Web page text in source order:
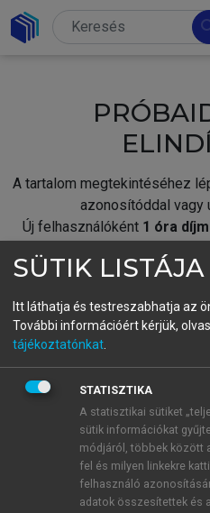
A tartalom megtekintéséhez
azonosítóddal vagy
Új felhasználóként 1 óra
fiókoddal,vagy
A regisztráció után a
BELÉPÉS SAJÁT
ÚJ FIÓK
1 óra díjmentes hozzáférés
SÜTIK LISTÁJA
Itt láthatja és testreszabhatja az
További információért kérjük,
tájékoztatónkat
STATISZTIKA
A statisztikai sütiket
sütik információkat
módjáról, többek között
fel és milyen linkekre
felhasználó
adatok összesítettek és